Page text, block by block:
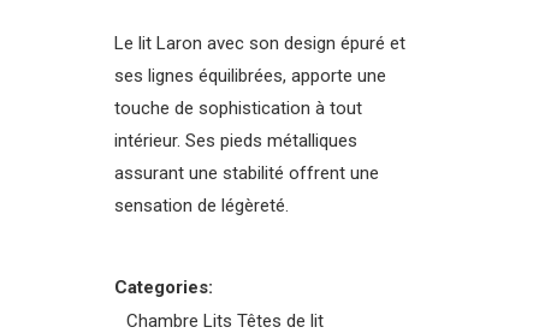
Le lit Laron avec son design épuré et
ses lignes équilibrées, apporte une
touche de sophistication à tout
intérieur. Ses pieds métalliques
assurant une stabilité offrent une
sensation de légèreté.
Categories:
Chambre Lits Têtes de lit